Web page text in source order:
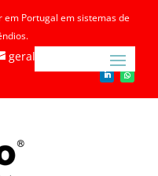
em Portugal em sistemas de
geral@profuego.pt